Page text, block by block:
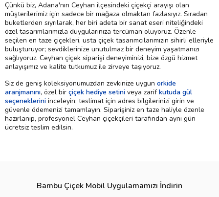
Çünkü biz, Adana'nın Ceyhan ilçesindeki çiçekçi arayışı olan
müşterilerimiz için sadece bir mağaza olmaktan fazlasıyız. Sıradan
buketlerden sıyrılarak, her biri adeta bir sanat eseri niteliğindeki
özel tasarımlarımızla duygularınıza tercüman oluyoruz. Özenle
seçilen en taze çiçekleri, usta çiçek tasarımcılarımızın sihirli elleriyle
buluşturuyor; sevdiklerinize unutulmaz bir deneyim yaşatmanızı
sağlıyoruz. Ceyhan çiçek siparişi deneyiminizi, bize özgü hizmet
anlayışımız ve kalite tutkumuz ile zirveye taşıyoruz.
Siz de geniş koleksiyonumuzdan zevkinize uygun orkide
aranjmanını, özel bir çiçek hediye setini veya zarifkutuda gül
seçeneklerini inceleyin; teslimat için adres bilgilerinizi girin ve
güvenle ödemenizi tamamlayın. Siparişiniz en taze haliyle özenle
hazırlanıp, profesyonel Ceyhan çiçekçileri tarafından aynı gün
ücretsiz teslim edilsin.
Bambu Çiçek Mobil Uygulamamızı İndirin